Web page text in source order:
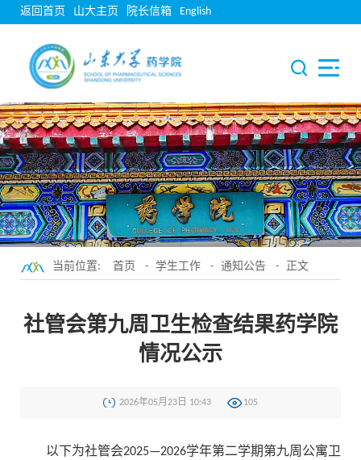
返回首页 山大主页 院长信箱 English
当前位置: 首页 - 学生工作 - 通知公告 - 正文
社管会第九周卫生检查结果药学院
情况公示
2026年05月23日 10:43 105
以下为社管会2025—2026学年第二学期第九周公寓卫